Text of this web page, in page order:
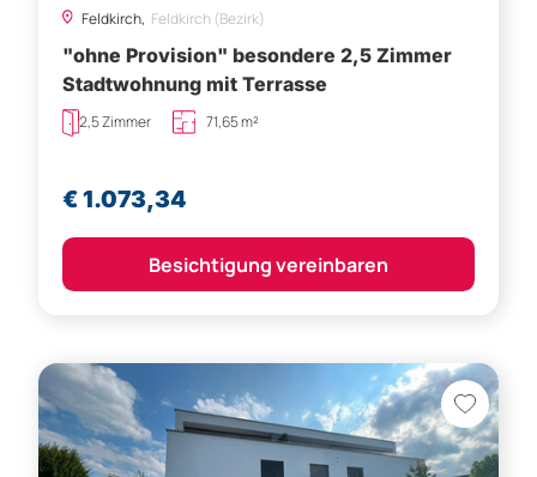
Feldkirch, Feldkirch (Bezirk)
"ohne Provision" besondere 2,5 Zimmer
Stadtwohnung mit Terrasse
2,5 Zimmer 71,65 m²
€ 1.073,34
Besichtigung vereinbaren